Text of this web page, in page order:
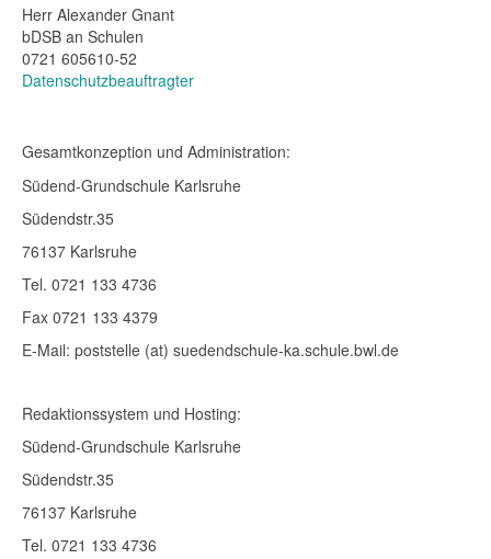
Herr Alexander Gnant
bDSB an Schulen
0721 605610-52
Datenschutzbeauftragter
Gesamtkonzeption und Administration:
Südend-Grundschule Karlsruhe
Südendstr.35
76137 Karlsruhe
Tel. 0721 133 4736
Fax 0721 133 4379
E-Mail: poststelle (at) suedendschule-ka.schule.bwl.de
Redaktionssystem und Hosting:
Südend-Grundschule Karlsruhe
Südendstr.35
76137 Karlsruhe
Tel. 0721 133 4736